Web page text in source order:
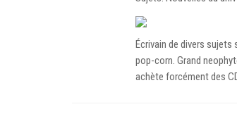
Écrivain de divers
pop-corn. Grand
achète forcément des